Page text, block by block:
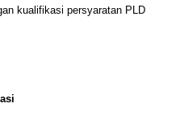
kualifikasi persyaratan PLD